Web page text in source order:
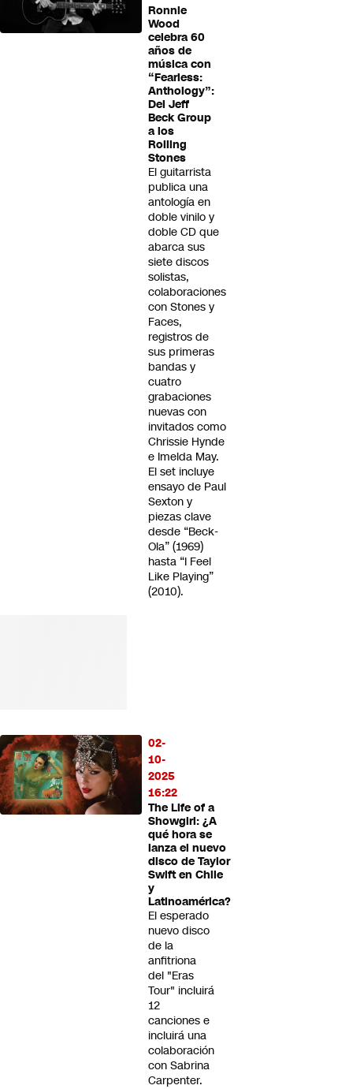
Ronnie
Wood
celebra 60
años de
música con
“Fearless:
Anthology”:
Del Jeff
Beck Group
a los
Rolling
Stones
El guitarrista
publica una
antología en
doble vinilo y
doble CD que
abarca sus
siete discos
solistas,
colaboraciones
con Stones y
Faces,
registros de
sus primeras
bandas y
cuatro
grabaciones
nuevas con
invitados como
Chrissie Hynde
e Imelda May.
El set incluye
ensayo de Paul
Sexton y
piezas clave
desde “Beck-
Ola” (1969)
hasta “I Feel
Like Playing”
(2010).
02-
10-
2025
16:22
The Life of a
Showgirl: ¿A
qué hora se
lanza el nuevo
disco de Taylor
Swift en Chile
y
Latinoamérica?
El esperado
nuevo disco
de la
anfitriona
del "Eras
Tour" incluirá
12
canciones e
incluirá una
colaboración
con Sabrina
Carpenter.